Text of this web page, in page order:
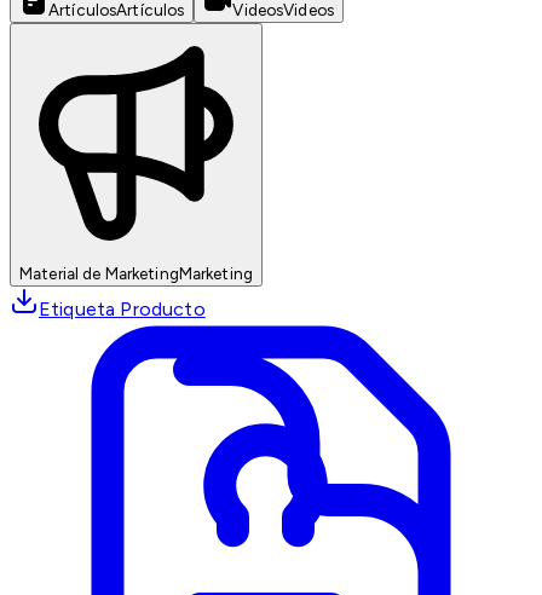
ArtículosArtículos VideosVideos
Material de MarketingMarketing
Etiqueta Producto